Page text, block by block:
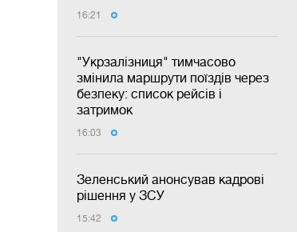
16:21
"Укрзалізниця" тимчасово
змінила маршрути поїздів через
безпеку: список рейсів і
затримок
16:03
Зеленський анонсував кадрові
рішення у ЗСУ
15:42